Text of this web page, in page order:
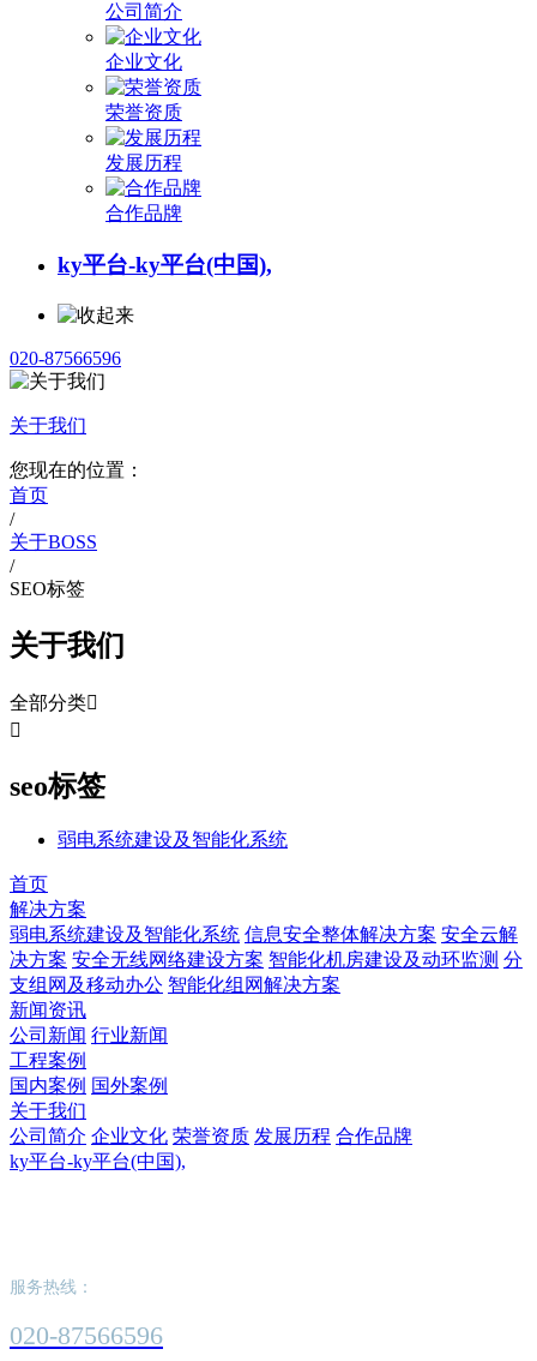
公司简介
企业文化
荣誉资质
发展历程
合作品牌
ky平台-ky平台(中国),
020-87566596
关于我们
您现在的位置：
首页
/
关于BOSS
/
SEO标签
关于我们
全部分类

seo标签
弱电系统建设及智能化系统
首页
解决方案
弱电系统建设及智能化系统 信息安全整体解决方案 安全云解
决方案 安全无线网络建设方案 智能化机房建设及动环监测 分
支组网及移动办公 智能化组网解决方案
新闻资讯
公司新闻 行业新闻
工程案例
国内案例 国外案例
关于我们
公司简介 企业文化 荣誉资质 发展历程 合作品牌
ky平台-ky平台(中国),
服务热线：
020-87566596